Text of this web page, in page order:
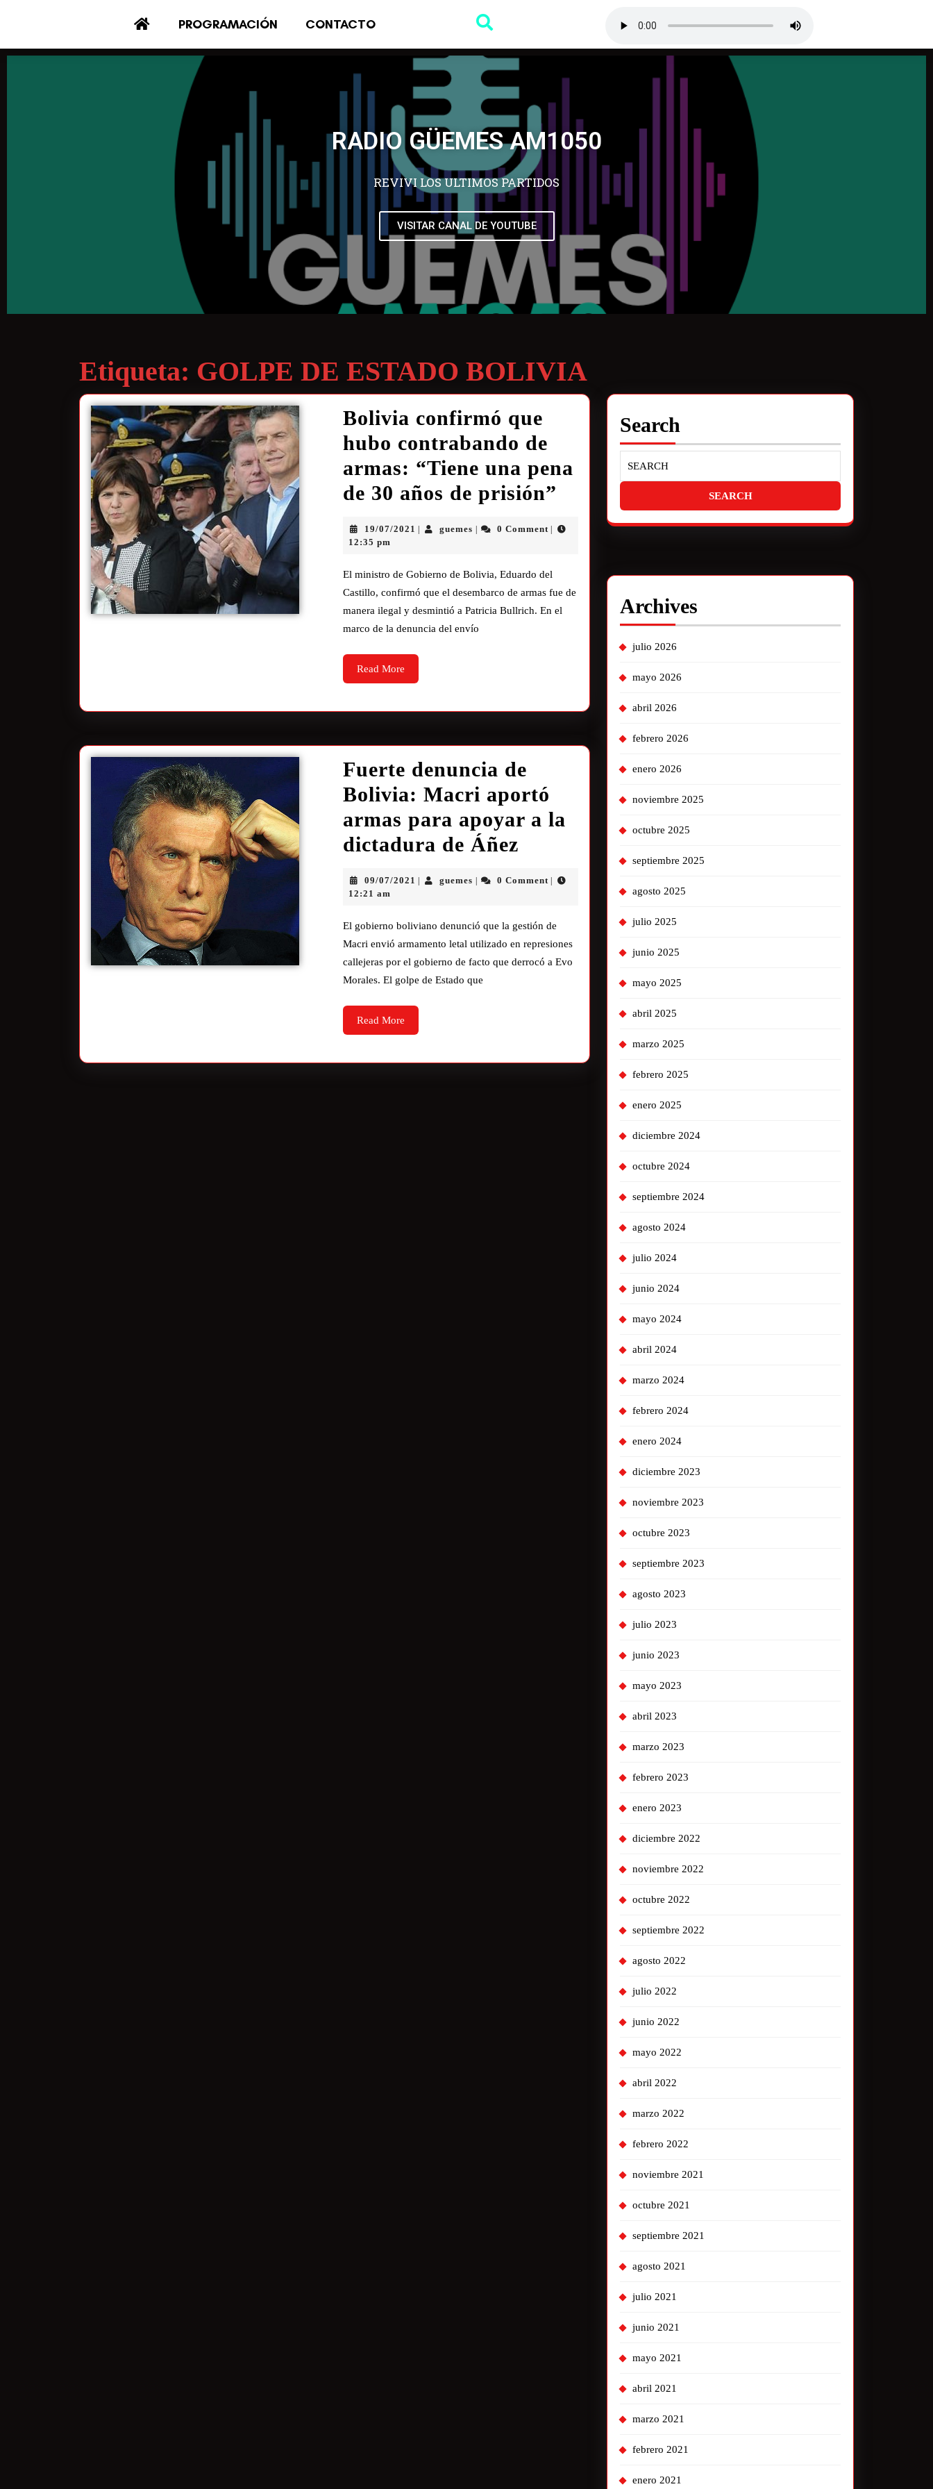
PROGRAMACIÓN CONTACTO
RADIO GÜEMES AM1050
REVIVI LOS ULTIMOS PARTIDOS
VISITAR CANAL DE YOUTUBE
Etiqueta: GOLPE DE ESTADO BOLIVIA
Bolivia confirmó que
hubo contrabando de
armas: “Tiene una pena
de 30 años de prisión”
19/07/2021 guemes 0 Comment
12:35 pm
El ministro de Gobierno de Bolivia, Eduardo del
Castillo, confirmó que el desembarco de armas fue de
manera ilegal y desmintió a Patricia Bullrich. En el
marco de la denuncia del envío
Read More
Fuerte denuncia de
Bolivia: Macri aportó
armas para apoyar a la
dictadura de Áñez
09/07/2021 guemes 0 Comment
12:21 am
El gobierno boliviano denunció que la gestión de
Macri envió armamento letal utilizado en represiones
callejeras por el gobierno de facto que derrocó a Evo
Morales. El golpe de Estado que
Read More
Search
Archives
julio 2026
mayo 2026
abril 2026
febrero 2026
enero 2026
noviembre 2025
octubre 2025
septiembre 2025
agosto 2025
julio 2025
junio 2025
mayo 2025
abril 2025
marzo 2025
febrero 2025
enero 2025
diciembre 2024
octubre 2024
septiembre 2024
agosto 2024
julio 2024
junio 2024
mayo 2024
abril 2024
marzo 2024
febrero 2024
enero 2024
diciembre 2023
noviembre 2023
octubre 2023
septiembre 2023
agosto 2023
julio 2023
junio 2023
mayo 2023
abril 2023
marzo 2023
febrero 2023
enero 2023
diciembre 2022
noviembre 2022
octubre 2022
septiembre 2022
agosto 2022
julio 2022
junio 2022
mayo 2022
abril 2022
marzo 2022
febrero 2022
noviembre 2021
octubre 2021
septiembre 2021
agosto 2021
julio 2021
junio 2021
mayo 2021
abril 2021
marzo 2021
febrero 2021
enero 2021